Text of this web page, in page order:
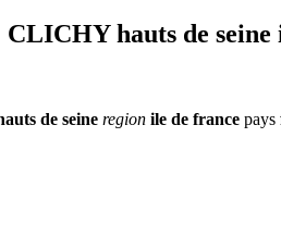
CLICHY hauts de
de seine region ile de france pays